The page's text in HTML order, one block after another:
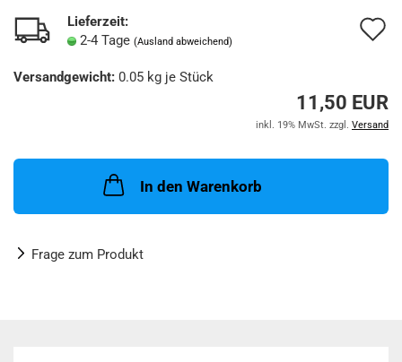
Lieferzeit:
2-4 Tage (Ausland abweichend)
Versandgewicht: 0.05 kg je Stück
11,50 EUR
inkl. 19% MwSt. zzgl. Versand
In den Warenkorb
Frage zum Produkt